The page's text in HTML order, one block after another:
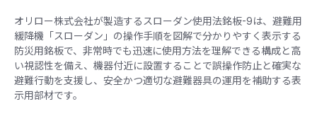
オリロー株式会社が製造するスローダン使用法銘板-9は、避難用
緩降機「スローダン」の操作手順を図解で分かりやすく表示する
防災用銘板で、非常時でも迅速に使用方法を理解できる構成と高
い視認性を備え、機器付近に設置することで誤操作防止と確実な
避難行動を支援し、安全かつ適切な避難器具の運用を補助する表
示用部材です。